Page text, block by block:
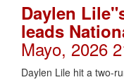
Daylen
leads
Mayo, 2026
Daylen Lile hit a two-